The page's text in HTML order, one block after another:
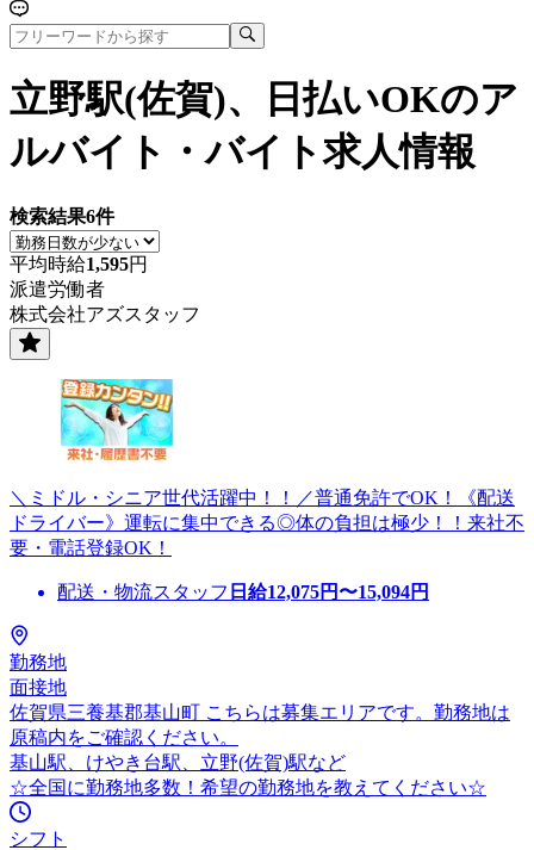
立野駅(佐賀)、日払いOKのア
ルバイト・バイト求人情報
検索結果6件
平均時給1,595円
派遣労働者
株式会社アズスタッフ
＼ミドル・シニア世代活躍中！！／普通免許でOK！《配送
ドライバー》運転に集中できる◎体の負担は極少！！来社不
要・電話登録OK！
配送・物流スタッフ 日給12,075円〜15,094円
勤務地
面接地
佐賀県三養基郡基山町 こちらは募集エリアです。勤務地は
原稿内をご確認ください。
基山駅、けやき台駅、立野(佐賀)駅など
☆全国に勤務地多数！希望の勤務地を教えてください☆
シフト